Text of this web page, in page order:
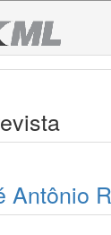
Antônio